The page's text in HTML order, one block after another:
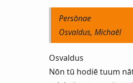
Persōnae
Osvaldus, Michaēl
Osvaldus
Nōn tū hodiē tuum